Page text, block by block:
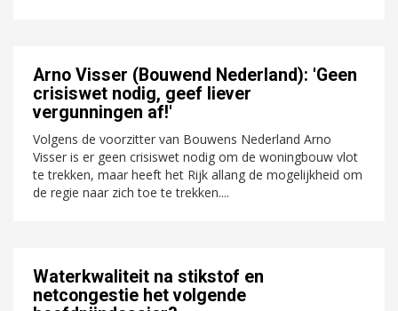
Arno Visser (Bouwend Nederland): 'Geen
crisiswet nodig, geef liever
vergunningen af!'
Volgens de voorzitter van Bouwens Nederland Arno
Visser is er geen crisiswet nodig om de woningbouw vlot
te trekken, maar heeft het Rijk allang de mogelijkheid om
de regie naar zich toe te trekken....
Waterkwaliteit na stikstof en
netcongestie het volgende